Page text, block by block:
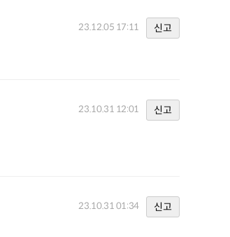
23.12.05 17:11
신고
23.10.31 12:01
신고
23.10.31 01:34
신고